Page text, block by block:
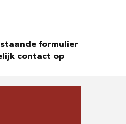
formulier
contact op